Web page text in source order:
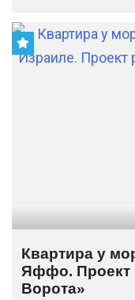
Квартира у
Яффо. Проект
Ворота»